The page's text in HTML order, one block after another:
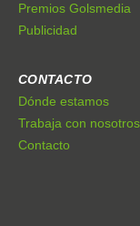
Premios Golsmedia
Publicidad
CONTACTO
Dónde estamos
Trabaja con nosotros
Contacto